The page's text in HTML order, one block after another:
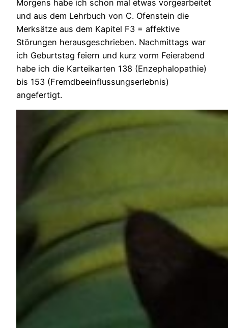
Morgens habe ich schon mal etwas vorgearbeitet
und aus dem Lehrbuch von C. Ofenstein die
Merksätze aus dem Kapitel F3 = affektive
Störungen herausgeschrieben. Nachmittags war
ich Geburtstag feiern und kurz vorm Feierabend
habe ich die Karteikarten 138 (Enzephalopathie)
bis 153 (Fremdbeeinflussungserlebnis)
angefertigt.